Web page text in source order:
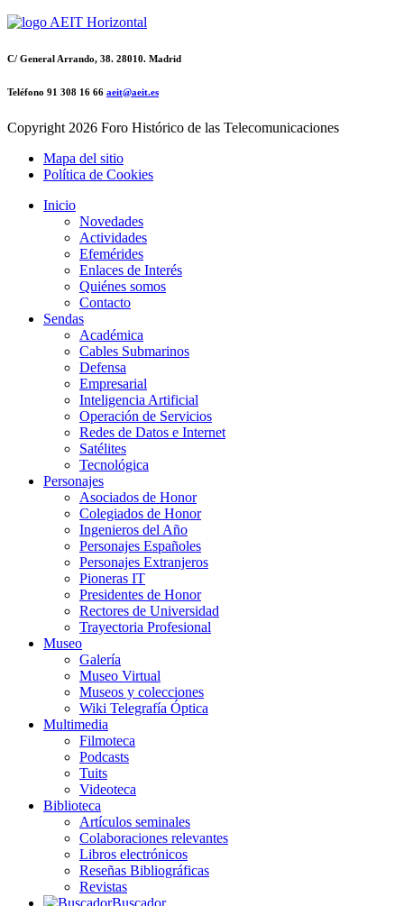
C/ General Arrando, 38. 28010. Madrid
Teléfono 91 308 16 66 aeit@aeit.es
Copyright 2026 Foro Histórico de las Telecomunicaciones
Mapa del sitio
Política de Cookies
Inicio
Novedades
Actividades
Efemérides
Enlaces de Interés
Quiénes somos
Contacto
Sendas
Académica
Cables Submarinos
Defensa
Empresarial
Inteligencia Artificial
Operación de Servicios
Redes de Datos e Internet
Satélites
Tecnológica
Personajes
Asociados de Honor
Colegiados de Honor
Ingenieros del Año
Personajes Españoles
Personajes Extranjeros
Pioneras IT
Presidentes de Honor
Rectores de Universidad
Trayectoria Profesional
Museo
Galería
Museo Virtual
Museos y colecciones
Wiki Telegrafía Óptica
Multimedia
Filmoteca
Podcasts
Tuits
Videoteca
Biblioteca
Artículos seminales
Colaboraciones relevantes
Libros electrónicos
Reseñas Bibliográficas
Revistas
Buscador